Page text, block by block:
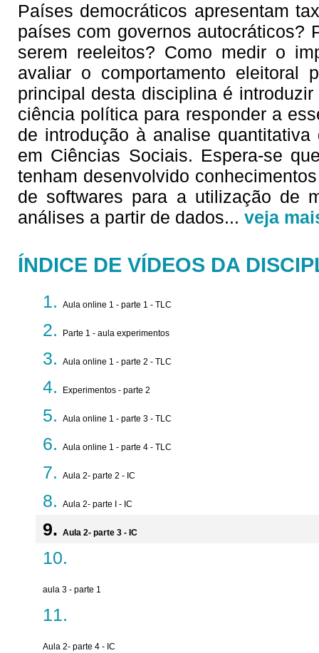
Países democráticos apresentam
países com governos autocráticos?
serem reeleitos? Como medir o
avaliar o comportamento eleitoral
principal desta disciplina é
ciência política para responder a
de introdução à analise
em Ciências Sociais. Espera-se
tenham desenvolvido
de softwares para a utilização de
análises a partir de dados... veja
ÍNDICE DE VÍDEOS DA
Aula online 1 - parte 1 - TLC
Parte 1 - aula experimentos
Aula online 1 - parte 2 - TLC
Experimentos - parte 2
Aula online 1 - parte 3 - TLC
Aula online 1 - parte 4 - TLC
Aula 2- parte 2 - IC
Aula 2- parte I - IC
Aula 2- parte 3 - IC
aula 3 - parte 1
Aula 2- parte 4 - IC